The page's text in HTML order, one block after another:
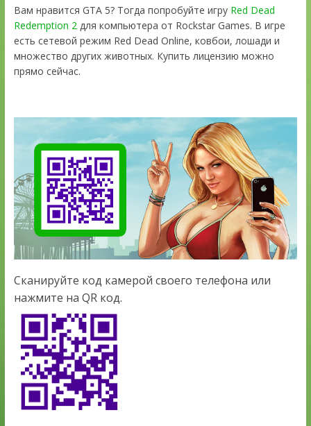
Вам нравится GTA 5? Тогда попробуйте игру Red Dead
Redemption 2для компьютера от Rockstar Games. В игре
есть сетевой режим Red Dead Online, ковбои, лошади и
множество других животных. Купить лицензию можно
прямо сейчас.
Сканируйте код камерой своего телефона или
нажмите на QR код.